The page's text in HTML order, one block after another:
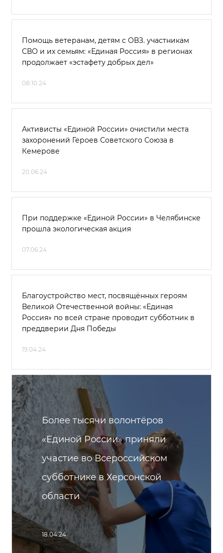
Помощь ветеранам, детям с ОВЗ. участникам
СВО и их семьям: «Единая Россия» в регионах
продолжает «эстафету добрых дел»
08.10.24
Активисты «Единой России» очистили места
захоронений Героев Советского Союза в
Кемерове
20.06.24
При поддержке «Единой России» в Челябинске
прошла экологическая акция
07.06.24
Благоустройство мест, посвящённых героям
Великой Отечественной войны: «Единая
Россия» по всей стране проводит субботник в
преддверии Дня Победы
19.04.24
Более тысячи волонтёров
«Единой России» приняли
участие во Всероссийском
субботнике в Херсонской
области
18.04.24